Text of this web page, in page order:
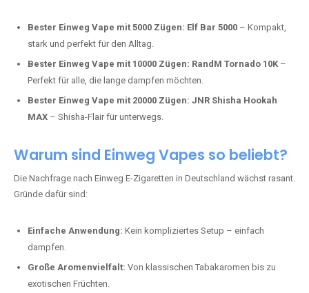
Bester Einweg Vape mit 5000 Zügen: Elf Bar 5000 – Kompakt,
stark und perfekt für den Alltag.
Bester Einweg Vape mit 10000 Zügen: RandM Tornado 10K –
Perfekt für alle, die lange dampfen möchten.
Bester Einweg Vape mit 20000 Zügen: JNR Shisha Hookah
MAX – Shisha-Flair für unterwegs.
Warum sind Einweg Vapes so beliebt?
Die Nachfrage nach Einweg E-Zigaretten in Deutschland wächst rasant.
Gründe dafür sind:
Einfache Anwendung: Kein kompliziertes Setup – einfach
dampfen.
Große Aromenvielfalt: Von klassischen Tabakaromen bis zu
exotischen Früchten.